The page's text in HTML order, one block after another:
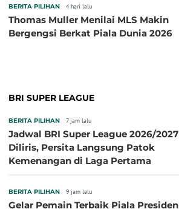
BERITA PILIHAN 4 hari lalu
Thomas Muller Menilai MLS Makin
Bergengsi Berkat Piala Dunia 2026
BRI SUPER LEAGUE
BERITA PILIHAN 7 jam lalu
Jadwal BRI Super League 2026/2027
Diliris, Persita Langsung Patok
Kemenangan di Laga Pertama
BERITA PILIHAN 9 jam lalu
Gelar Pemain Terbaik Piala Presiden